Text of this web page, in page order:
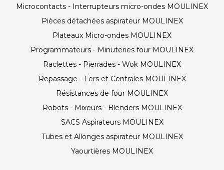
Microcontacts - Interrupteurs micro-ondes MOULINEX
Pièces détachées aspirateur MOULINEX
Plateaux Micro-ondes MOULINEX
Programmateurs - Minuteries four MOULINEX
Raclettes - Pierrades - Wok MOULINEX
Repassage - Fers et Centrales MOULINEX
Résistances de four MOULINEX
Robots - Mixeurs - Blenders MOULINEX
SACS Aspirateurs MOULINEX
Tubes et Allonges aspirateur MOULINEX
Yaourtières MOULINEX